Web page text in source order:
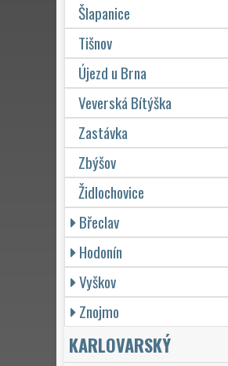
Šlapanice
Tišnov
Újezd u Brna
Veverská Bítýška
Zastávka
Zbýšov
Židlochovice
Břeclav
Hodonín
Vyškov
Znojmo
KARLOVARSKÝ